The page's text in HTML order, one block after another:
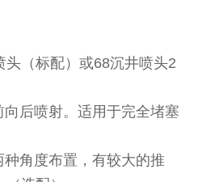
（标配）或68沉井喷头2
后喷射。适用于完全堵塞
角度布置，有较大的推